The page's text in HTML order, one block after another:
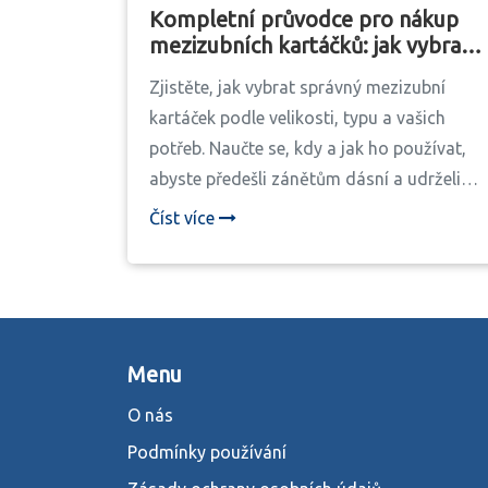
Kompletní průvodce pro nákup
mezizubních kartáčků: jak vybrat
Zjistěte, jak vybrat správný mezizubní
kartáček podle velikosti, typu a vašich
potřeb. Naučte se, kdy a jak ho používat,
abyste předešli zánětům dásní a udrželi
zuby zdravé.
Číst více
Menu
O nás
Podmínky používání